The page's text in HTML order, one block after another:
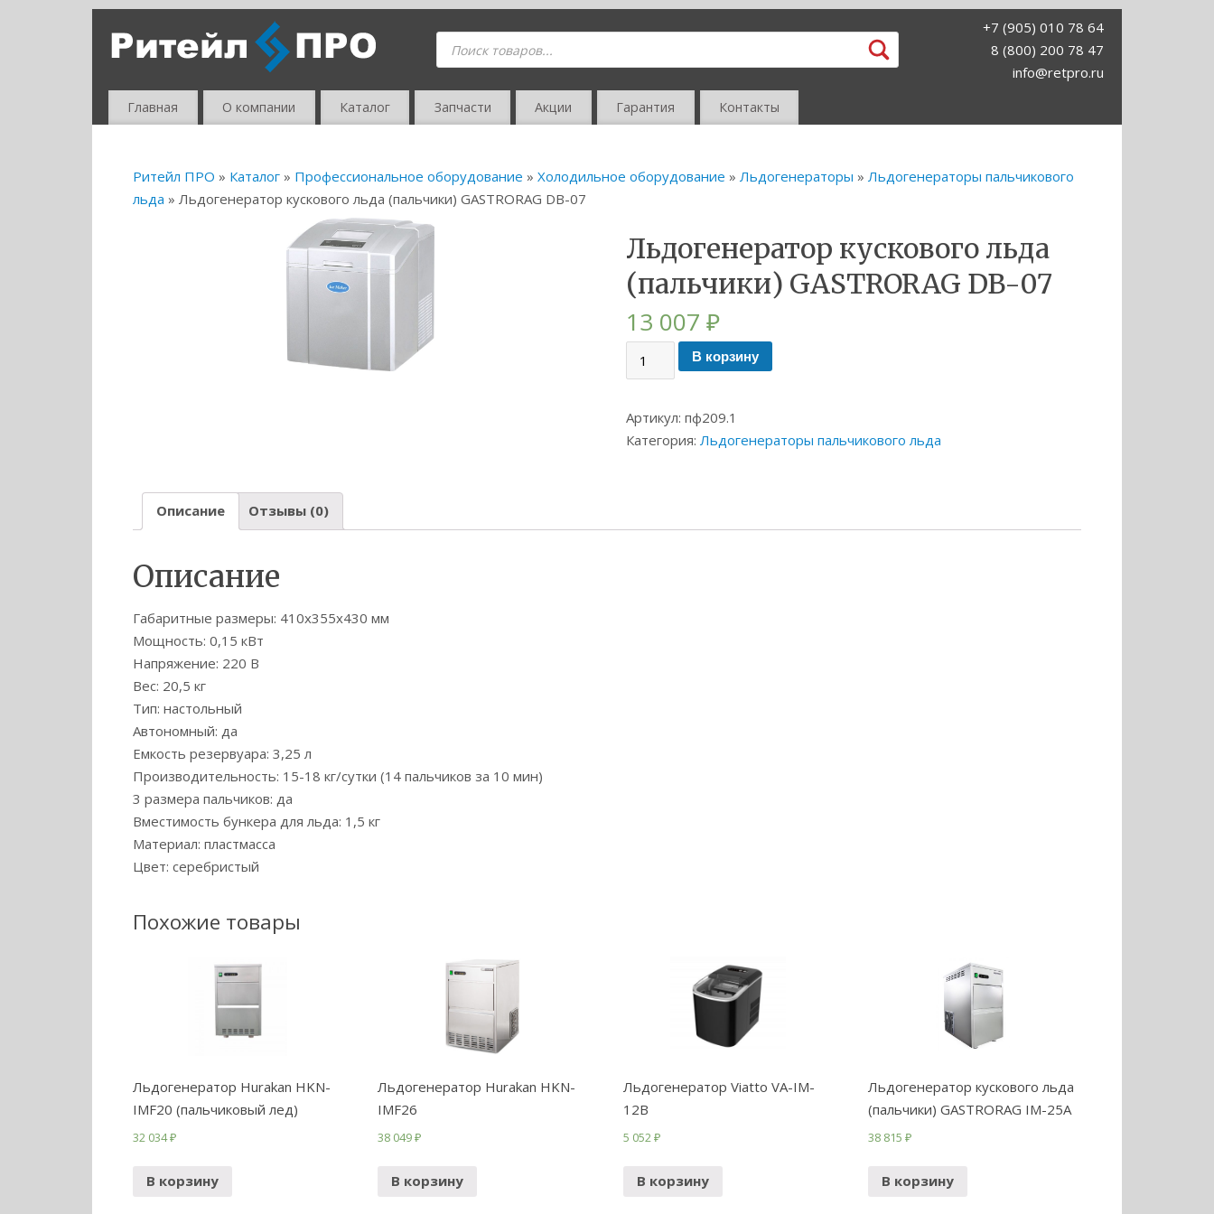
+7 (905) 010 78 64
8 (800) 200 78 47
info@retpro.ru
Главная О компании Каталог Запчасти Акции Гарантия Контакты
Ритейл ПРО » Каталог » Профессиональное оборудование » Холодильное оборудование » Льдогенераторы » Льдогенераторы пальчикового
льда » Льдогенератор кускового льда (пальчики) GASTRORAG DB-07
Льдогенератор кускового льда
(пальчики) GASTRORAG DB-07
13 007 ₽
В корзину
Артикул: пф209.1
Категория: Льдогенераторы пальчикового льда
Описание Отзывы (0)
Описание
Габаритные размеры: 410х355х430 мм
Мощность: 0,15 кВт
Напряжение: 220 В
Вес: 20,5 кг
Тип: настольный
Автономный: да
Емкость резервуара: 3,25 л
Производительность: 15-18 кг/сутки (14 пальчиков за 10 мин)
3 размера пальчиков: да
Вместимость бункера для льда: 1,5 кг
Материал: пластмасса
Цвет: серебристый
Похожие товары
Льдогенератор Hurakan HKN-
IMF20 (пальчиковый лед)
32 034₽
В корзину
Льдогенератор Hurakan HKN-
IMF26
38 049₽
В корзину
Льдогенератор Viatto VA-IM-
12B
5 052₽
В корзину
Льдогенератор кускового льда
(пальчики) GASTRORAG IM-25A
38 815₽
В корзину